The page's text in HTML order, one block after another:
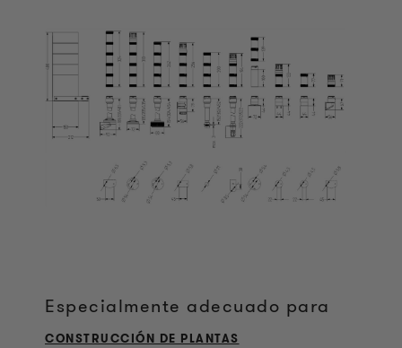
Especialmente adecuado para
CONSTRUCCIÓN DE PLANTAS